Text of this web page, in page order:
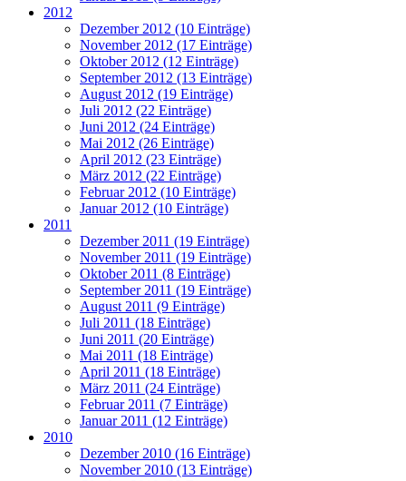
2012
Dezember 2012 (10 Einträge)
November 2012 (17 Einträge)
Oktober 2012 (12 Einträge)
September 2012 (13 Einträge)
August 2012 (19 Einträge)
Juli 2012 (22 Einträge)
Juni 2012 (24 Einträge)
Mai 2012 (26 Einträge)
April 2012 (23 Einträge)
März 2012 (22 Einträge)
Februar 2012 (10 Einträge)
Januar 2012 (10 Einträge)
2011
Dezember 2011 (19 Einträge)
November 2011 (19 Einträge)
Oktober 2011 (8 Einträge)
September 2011 (19 Einträge)
August 2011 (9 Einträge)
Juli 2011 (18 Einträge)
Juni 2011 (20 Einträge)
Mai 2011 (18 Einträge)
April 2011 (18 Einträge)
März 2011 (24 Einträge)
Februar 2011 (7 Einträge)
Januar 2011 (12 Einträge)
2010
Dezember 2010 (16 Einträge)
November 2010 (13 Einträge)